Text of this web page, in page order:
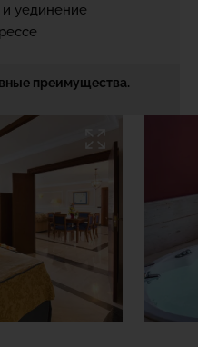
уединение
преимущества.